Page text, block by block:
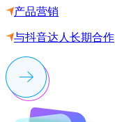
产品营销
与抖音达人长期合作